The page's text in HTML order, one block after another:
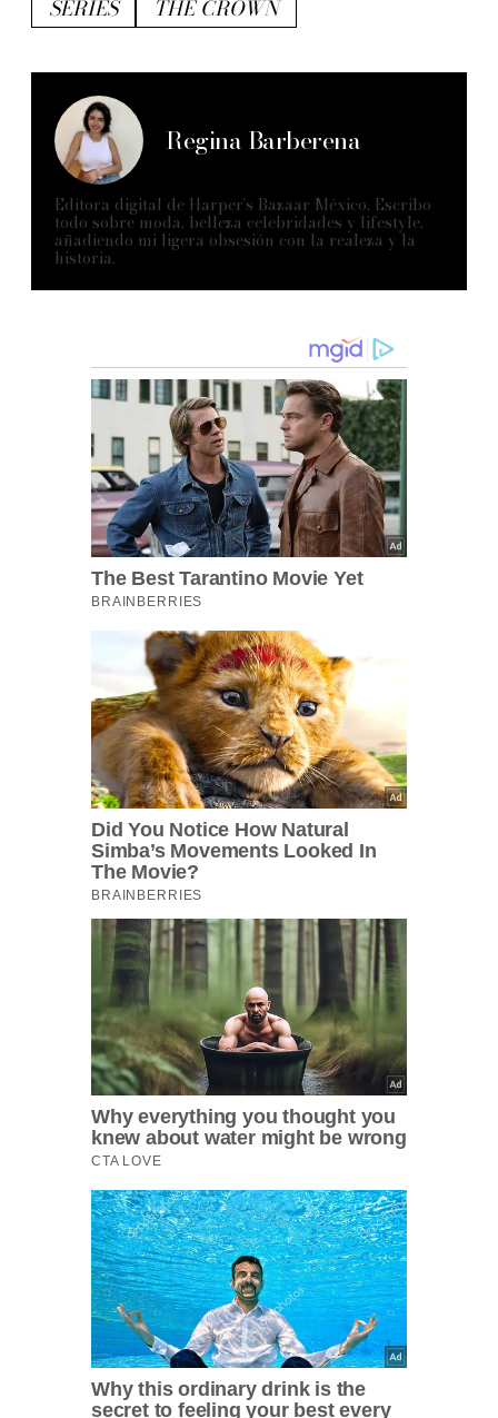
SERIES
THE CROWN
Regina Barberena
Editora digital de Harper’s Bazaar México. Escribo
todo sobre moda, belleza celebridades y lifestyle,
añadiendo mi ligera obsesión con la realeza y la
historia.